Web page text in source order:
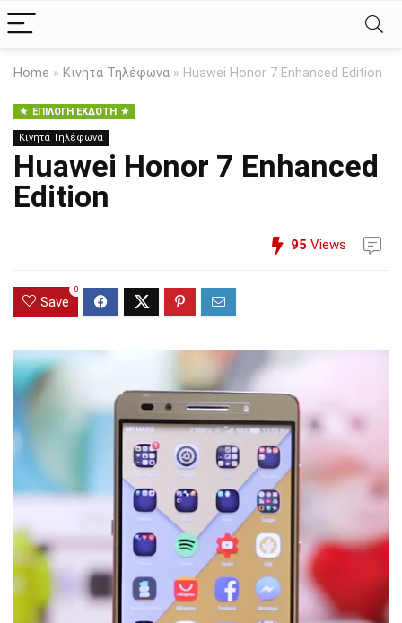
Home » Κινητά Τηλέφωνα » Huawei Honor 7 Enhanced Edition
ΕΠΙΛΟΓΉ ΕΚΔΌΤΗ
Κινητά Τηλέφωνα
Huawei Honor 7 Enhanced
Edition
95 Views
Save
0